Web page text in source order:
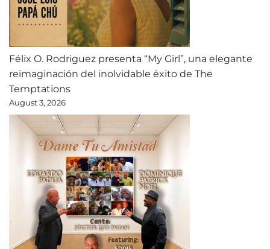
Félix O. Rodriguez presenta “My Girl”, una elegante
reimaginación del inolvidable éxito de The
Temptations
August 3, 2026